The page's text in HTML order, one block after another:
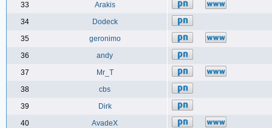
33
Arakis
34
Dodeck
35
geronimo
36
andy
37
Mr_T
38
cbs
39
Dirk
40
AvadeX